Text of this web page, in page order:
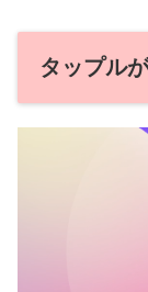
タップル